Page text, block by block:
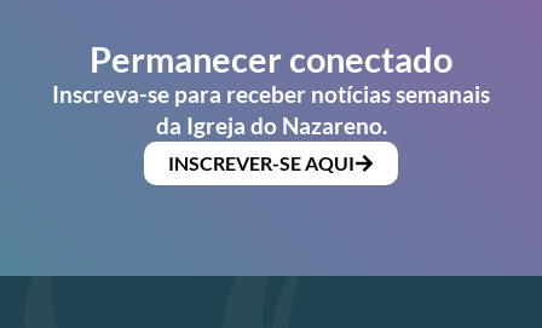
Permanecer conectado
Inscreva-se para receber notícias semanais
da Igreja do Nazareno.
INSCREVER-SE AQUI